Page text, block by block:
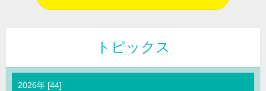
トピックス
2026年 [44]